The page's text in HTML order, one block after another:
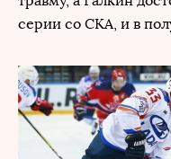
серии со СКА, и в